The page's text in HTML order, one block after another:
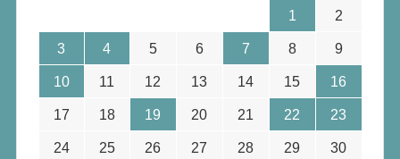
1 2
3 4 5 6 7 8 9
10 11 12 13 14 15 16
17 18 19 20 21 22 23
24 25 26 27 28 29 30